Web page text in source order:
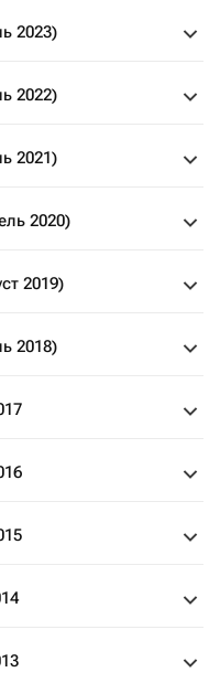
2023)
2022)
2021)
2020)
2019)
2018)